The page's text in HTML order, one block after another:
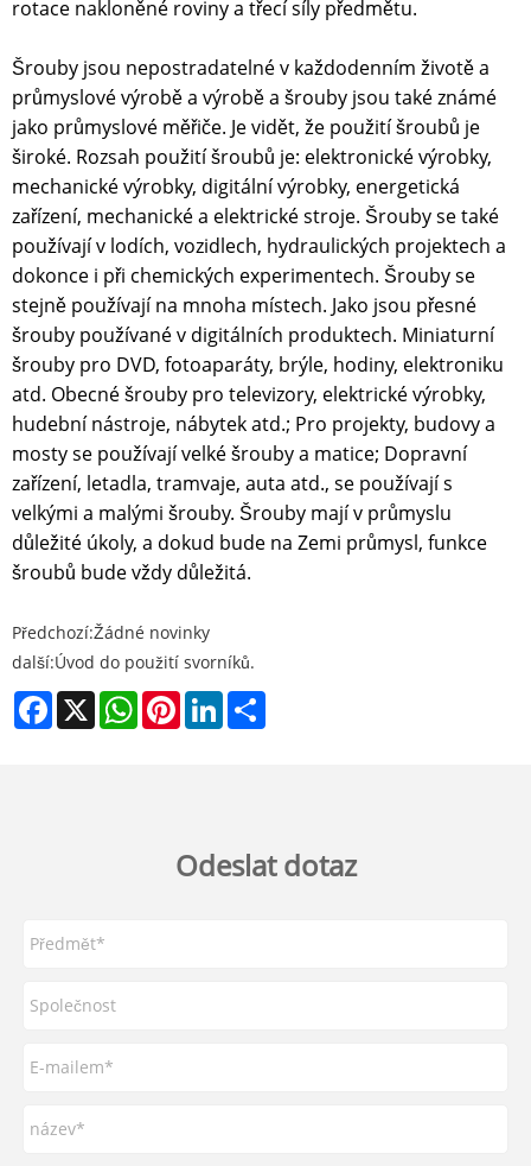
rotace nakloněné roviny a třecí síly předmětu.
Šrouby jsou nepostradatelné v každodenním životě a
průmyslové výrobě a výrobě a šrouby jsou také známé
jako průmyslové měřiče. Je vidět, že použití šroubů je
široké. Rozsah použití šroubů je: elektronické výrobky,
mechanické výrobky, digitální výrobky, energetická
zařízení, mechanické a elektrické stroje. Šrouby se také
používají v lodích, vozidlech, hydraulických projektech a
dokonce i při chemických experimentech. Šrouby se
stejně používají na mnoha místech. Jako jsou přesné
šrouby používané v digitálních produktech. Miniaturní
šrouby pro DVD, fotoaparáty, brýle, hodiny, elektroniku
atd. Obecné šrouby pro televizory, elektrické výrobky,
hudební nástroje, nábytek atd.; Pro projekty, budovy a
mosty se používají velké šrouby a matice; Dopravní
zařízení, letadla, tramvaje, auta atd., se používají s
velkými a malými šrouby. Šrouby mají v průmyslu
důležité úkoly, a dokud bude na Zemi průmysl, funkce
šroubů bude vždy důležitá.
Předchozí:Žádné novinky
další:Úvod do použití svorníků.
Facebook
X WhatsAppPinterestLinkedIn
Odeslat dotaz